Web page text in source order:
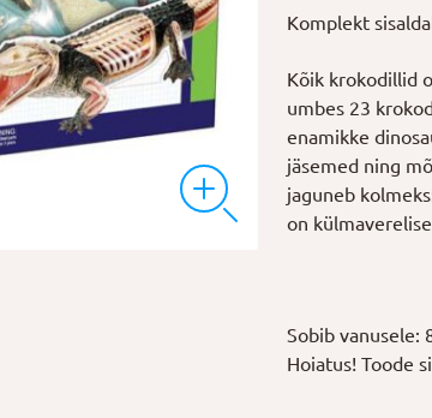
35,00 €.
28,00 €.
Komplekt
Kõik krokodillid
umbes 23
enamikke
jäsemed ning
jaguneb
on
Sobib vanusele:
Hoiatus! Toode